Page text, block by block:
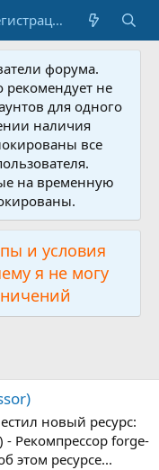
Регистрация
форума.
рекомендует не
для одного
наличия
все
на временную
и условия
я не могу
новый ресурс:
- Рекомпрессор forge-
этом ресурсе...